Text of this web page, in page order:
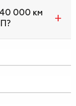
000 км